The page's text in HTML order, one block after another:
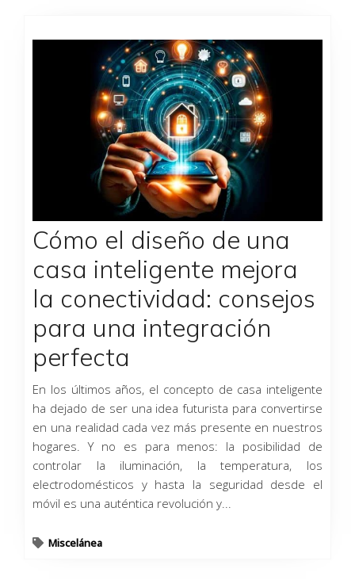
Cómo el diseño de una
casa inteligente mejora
la conectividad: consejos
para una integración
perfecta
En los últimos años, el concepto de casa inteligente
ha dejado de ser una idea futurista para convertirse
en una realidad cada vez más presente en nuestros
hogares. Y no es para menos: la posibilidad de
controlar la iluminación, la temperatura, los
electrodomésticos y hasta la seguridad desde el
móvil es una auténtica revolución y...
Miscelánea